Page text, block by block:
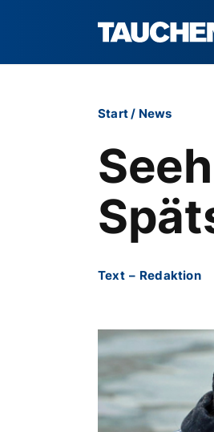
Start/ News
Text – Redaktion